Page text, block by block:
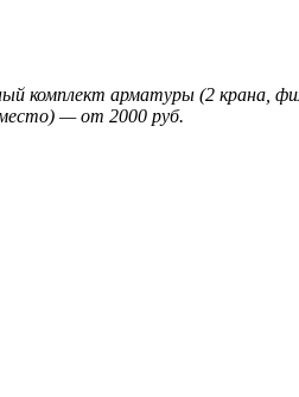
комплект арматуры (2 крана,
— от 2000 руб.